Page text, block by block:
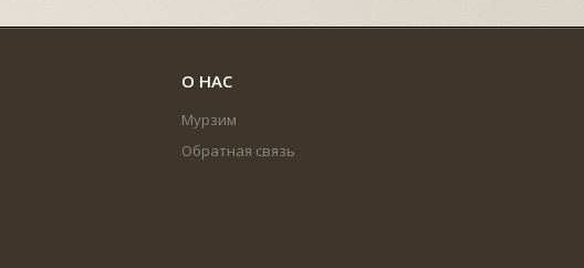
О НАС
Мурзим
Обратная связь